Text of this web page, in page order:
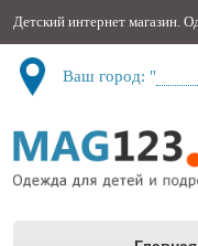
Детский интернет магазин.
Ваш город: "